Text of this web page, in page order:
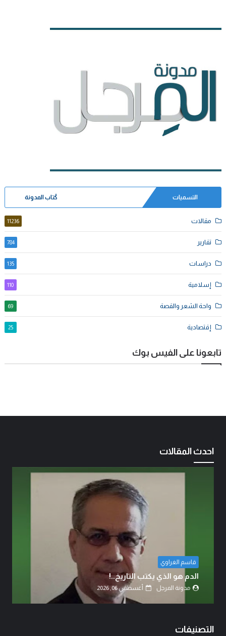
التسميات كُتاب المدونة
مقالات 11236
تقارير 784
دراسات 135
إسلامية 110
واحة الشعر والقصة 69
إقتصادية 25
تابعونا على الفيس بوك
احدث المقالات
قاسم الغراوي
الدم هو الذي يكتب التاريخ..!
مدونة المرجل أغسطس 06, 2026
التصنيفات